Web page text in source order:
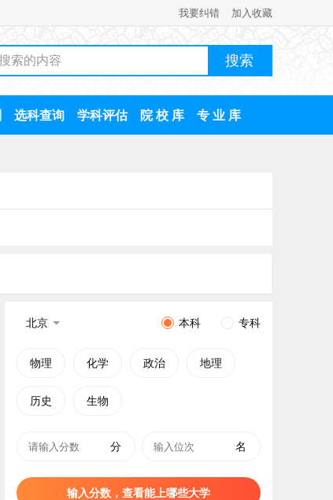
我要纠错 加入收藏
选科查询 学科评估 院 校 库 专 业 库
北京 本科 专科
物理 化学 政治 地理
历史 生物
分 名
输入分数，查看能上哪些大学